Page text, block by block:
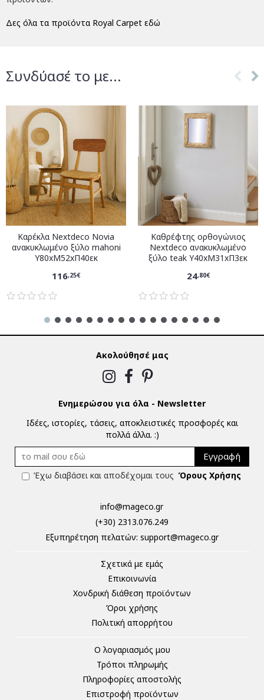
Δες όλα τα προϊόντα Royal Carpet εδώ
Συνδύασέ το με...
Καρέκλα Nextdeco Novia
ανακυκλωμένο ξύλο mahoni
Υ80xM52xΠ40εκ
116,25€
Καθρέφτης ορθογώνιος
Nextdeco ανακυκλωμένο
ξύλο teak Υ40xM31xΠ3εκ
24,80€
Ακολούθησέ μας
Ενημερώσου για όλα - Newsletter
Ιδέες, ιστορίες, τάσεις, αποκλειστικές προσφορές και
πολλά άλλα. :)
Εγγραφή
Έχω διαβάσει και αποδέχομαι τους Όρους Χρήσης
info@mageco.gr
(+30) 2313.076.249
Eξυπηρέτηση πελατών: support@mageco.gr
Σχετικά με εμάς
Επικοινωνία
Χονδρική διάθεση προϊόντων
Όροι χρήσης
Πολιτική απορρήτου
Ο λογαριασμός μου
Τρόποι πληρωμής
Πληροφορίες αποστολής
Επιστροφή προϊόντων